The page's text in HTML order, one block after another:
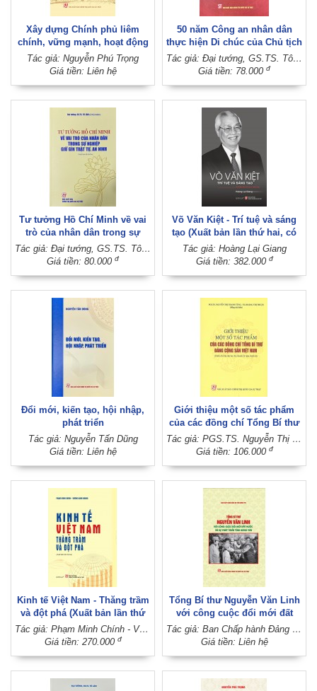
Xây dựng Chính phủ liêm
chính, vững mạnh, hoạt động
hiệu lực, hiệu quả, đưa đất
nước phát triển nhanh và bền
Tác giả: Nguyễn Phú Trọng
Giá tiền: Liên hệ
50 năm Công an nhân dân
thực hiện Di chúc của Chủ tịch
Hồ Chí Minh (Xuất bản lần thứ
hai)
Tác giả: Đại tướng, GS.TS. Tô Lâm
Giá tiền: 78.000 đ
Tư tưởng Hồ Chí Minh về vai
trò của nhân dân trong sự
nghiệp giữ gìn trật tự, an ninh
(Xuất bản lần thứ ba)
Tác giả: Đại tướng, GS.TS. Tô Lâm (Chủ biên)
Giá tiền: 80.000 đ
Võ Văn Kiệt - Trí tuệ và sáng
tạo (Xuất bản lần thứ hai, có
chỉnh sửa)
Tác giả: Hoàng Lại Giang
Giá tiền: 382.000 đ
Đổi mới, kiến tạo, hội nhập,
phát triển
Tác giả: Nguyễn Tấn Dũng
Giá tiền: Liên hệ
Giới thiệu một số tác phẩm
của các đồng chí Tổng Bí thư
Đảng Cộng sản Việt Nam
(Dành cho bậc đại học hệ
Tác giả: PGS.TS. Nguyễn Thị Thanh Tùng - TS. Hoàng Thị Thuận (Đồng chủ biên)
Giá tiền: 106.000 đ
Kinh tế Việt Nam - Thăng trầm
và đột phá (Xuất bản lần thứ
ba)
Tác giả: Phạm Minh Chính - Vương Quân Hoàng
Giá tiền: 270.000 đ
Tổng Bí thư Nguyễn Văn Linh
với công cuộc đổi mới đất
nước và sự phát triển tỉnh
Hưng Yên
Tác giả: Ban Chấp hành Đảng bộ tỉnh Hưng Yên
Giá tiền: Liên hệ